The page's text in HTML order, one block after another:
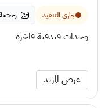
جارى التنفيد
وحدات فندقية فاخرة
عرض المزيد